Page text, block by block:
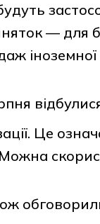
— для
Це